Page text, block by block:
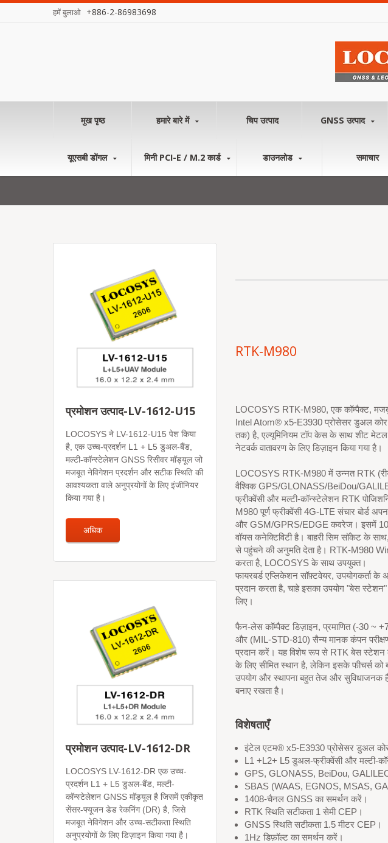
हमें बुलाओ +886-2-86983698
मुख पृष्ठ हमारे बारे में चिप उत्पाद GNSS उत्पाद
यूएसबी डोंगल मिनी PCI-E / M.2 कार्ड डाउनलोड समाचार
प्रमोशन उत्पाद-LV-1612-U15
LOCOSYS ने LV-1612-U15 पेश किया
है, एक उच्च-प्रदर्शन L1 + L5 डुअल-बैंड,
मल्टी-कॉन्स्टेलेशन GNSS रिसीवर मॉड्यूल जो
मजबूत नेविगेशन प्रदर्शन और सटीक स्थिति की
आवश्यकता वाले अनुप्रयोगों के लिए इंजीनियर
किया गया है।
अधिक
प्रमोशन उत्पाद-LV-1612-DR
LOCOSYS LV-1612-DR एक उच्च-
प्रदर्शन L1 + L5 डुअल-बैंड, मल्टी-
कॉन्स्टेलेशन GNSS मॉड्यूल है जिसमें एकीकृत
सेंसर-फ्यूजन डेड रेकनिंग (DR) है, जिसे
मजबूत नेविगेशन और उच्च-सटीकता स्थिति
अनुप्रयोगों के लिए डिज़ाइन किया गया है।
RTK-M980
LOCOSYS RTK-M980, एक कॉम्पैक्ट,
Intel Atom® x5-E3930 प्रोसेसर डुअल
तक) है, एल्यूमिनियम टॉप केस के साथ शीट मेटल,
नेटवर्क वातावरण के लिए डिज़ाइन किया गया है।
LOCOSYS RTK-M980 में उन्नत RTK
वैश्विक GPS/GLONASS/BeiDou/
फ्रीक्वेंसी और मल्टी-कॉन्स्टेलेशन RTK
M980 पूर्ण फ्रीक्वेंसी 4G-LTE संचार बोर्ड
और GSM/GPRS/EDGE कवरेज। इसमें
वॉयस कनेक्टिविटी है। बाहरी सिम सॉकेट के
से पहुंचने की अनुमति देता है। RTK-M980
करता है, LOCOSYS के साथ उपयुक्त।
फायरबर्ड एप्लिकेशन सॉफ़्टवेयर,
प्रदान करता है, चाहे इसका उपयोग "बेस
लिए।
फैन-लेस कॉम्पैक्ट डिज़ाइन, प्रमाणित (-30 ~
और (MIL-STD-810) सैन्य मानक कंपन
प्रदान करें। यह विशेष रूप से RTK बेस
के लिए सीमित स्थान है, लेकिन इसके फीचर्स
उपयोग और स्थापना बहुत तेज और सुविधाजनक
बनाए रखता है।
विशेषताएँ
इंटेल एटम® x5-E3930 प्रोसेसर डुअल
L1 +L2+ L5 डुअल-फ्रीक्वेंसी और मल्टी-
GPS, GLONASS, BeiDou,
SBAS (WAAS, EGNOS, MSAS,
1408-चैनल GNSS का समर्थन करें।
RTK स्थिति सटीकता 1 सेमी CEP।
GNSS स्थिति सटीकता 1.5 मीटर CEP।
1Hz डिफ़ॉल्ट का समर्थन करें।